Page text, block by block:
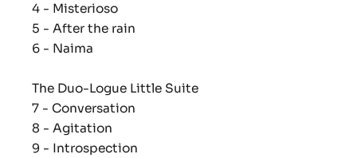
4 - Misterioso
5 - After the rain
6 - Naima
The Duo-Logue Little Suite
7 - Conversation
8 - Agitation
9 - Introspection